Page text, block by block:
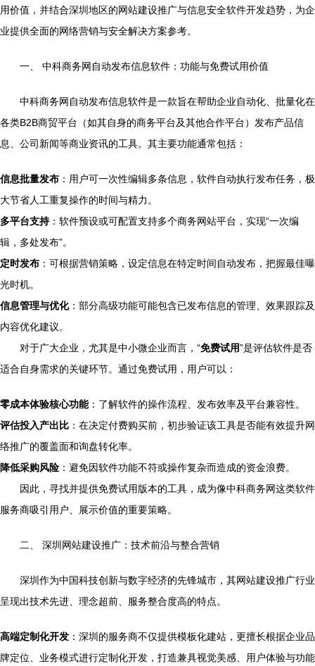
用价值，并结合深圳地区的网站建设推广与信息安全软件开发趋势，为企
业提供全面的网络营销与安全解决方案参考。
一、 中科商务网自动发布信息软件：功能与免费试用价值
中科商务网自动发布信息软件是一款旨在帮助企业自动化、批量化在
各类B2B商贸平台（如其自身的商务平台及其他合作平台）发布产品信
息、公司新闻等商业资讯的工具。其主要功能通常包括：
信息批量发布 ：用户可一次性编辑多条信息，软件自动执行发布任务，极
大节省人工重复操作的时间与精力。
多平台支持：软件预设或可配置支持多个商务网站平台，实现“一次编
辑，多处发布”。
定时发布 ：可根据营销策略，设定信息在特定时间自动发布，把握最佳曝
光时机。
信息管理与优化：部分高级功能可能包含已发布信息的管理、效果跟踪及
内容优化建议。
对于广大企业，尤其是中小微企业而言，“免费试用”是评估软件是否
适合自身需求的关键环节。通过免费试用，用户可以：
零成本体验核心功能：了解软件的操作流程、发布效率及平台兼容性。
评估投入产出比 ：在决定付费购买前，初步验证该工具是否能有效提升网
络推广的覆盖面和询盘转化率。
降低采购风险 ：避免因软件功能不符或操作复杂而造成的资金浪费。
因此，寻找并提供免费试用版本的工具，成为像中科商务网这类软件
服务商吸引用户、展示价值的重要策略。
二、 深圳网站建设推广：技术前沿与整合营销
深圳作为中国科技创新与数字经济的先锋城市，其网站建设推广行业
呈现出技术先进、理念超前、服务整合度高的特点。
高端定制化开发 ：深圳的服务商不仅提供模板化建站，更擅长根据企业品
牌定位、业务模式进行定制化开发，打造兼具视觉美感、用户体验与功能